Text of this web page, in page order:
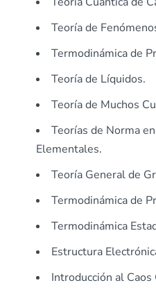
Teoría de
Termodinámica de
Teoría de Líquidos.
Teoría de Muchos
Teorías de Norma
Elementales.
Teoría General de
Termodinámica de
Termodinámica
Estructura
Introducción al Caos